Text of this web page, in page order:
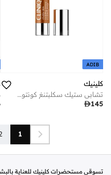
ADIB
كلينيك
تشابي ستيك سكلبتنغ كونتور – سو سانكيسد
145
1
تسوقي مستحضرات كلينيك للعناية